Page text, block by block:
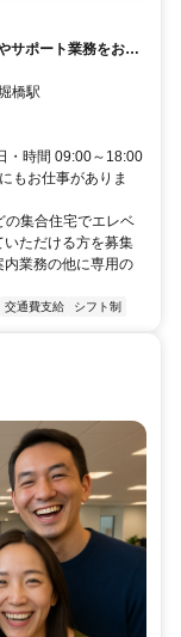
サポート業務をお願
橋駅
・時間 09:00～18:00
もお仕事がありま
の集合住宅でエレベ
ただける方を募集
内業務の他に専用の
交通費支給 シフト制